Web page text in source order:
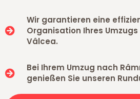
Wir garantieren eine
Organisation Ihres
Vâlcea.
Bei Ihrem Umzug nach
genießen Sie unseren